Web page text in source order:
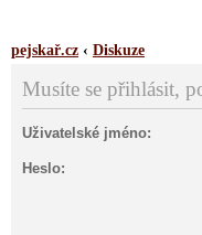
pejskař.cz ‹ Diskuze
Musíte se přihlásit,
Uživatelské jméno:
Heslo: